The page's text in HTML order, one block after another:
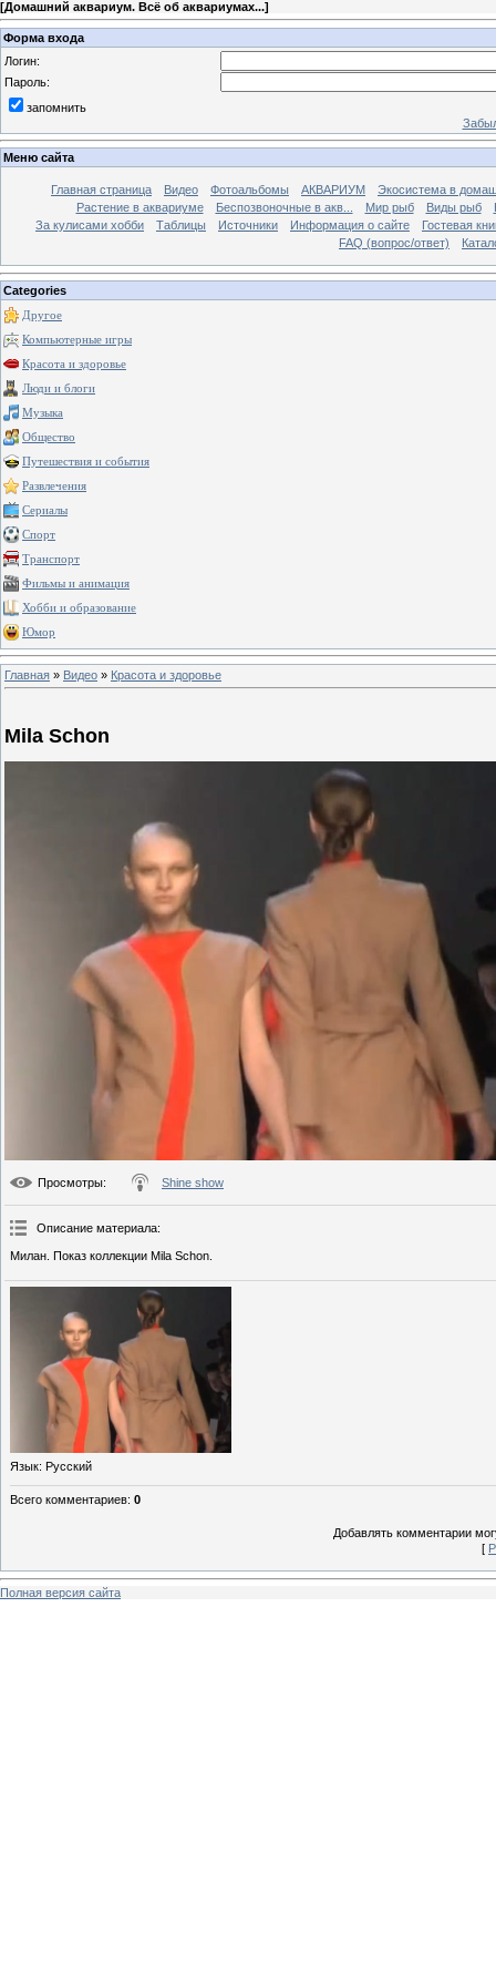
[Домашний аквариум. Всё об аквариумах...]
Форма входа
Логин:
Пароль:
запомнить
Меню сайта
Главная страница Видео Фотоальбомы АКВАРИУМ
Экосистема в
Растение в аквариуме
Беспозвоночные в акв... Мир рыб Виды рыб
За кулисами хобби
Таблицы Источники Информация о сайте
Гостевая
FAQ (вопрос/ответ)
Categories
Другое
Компьютерные игры
Красота и здоровье
Люди и блоги
Музыка
Общество
Путешествия и события
Развлечения
Сериалы
Спорт
Транспорт
Фильмы и анимация
Хобби и образование
Юмор
Главная » Видео » Красота и здоровье
Mila Schon
Просмотры: Shine show
Описание материала:
Милан. Показ коллекции Mila Schon.
Язык: Русский
Всего комментариев: 0
Добавлять комментарии
[
Полная версия сайта